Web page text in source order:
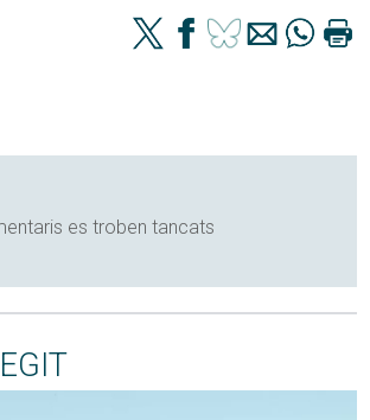
es troben tancats